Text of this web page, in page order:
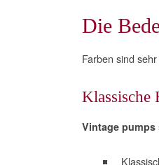
Die
Farben sind
Klassische
Vintage pumps